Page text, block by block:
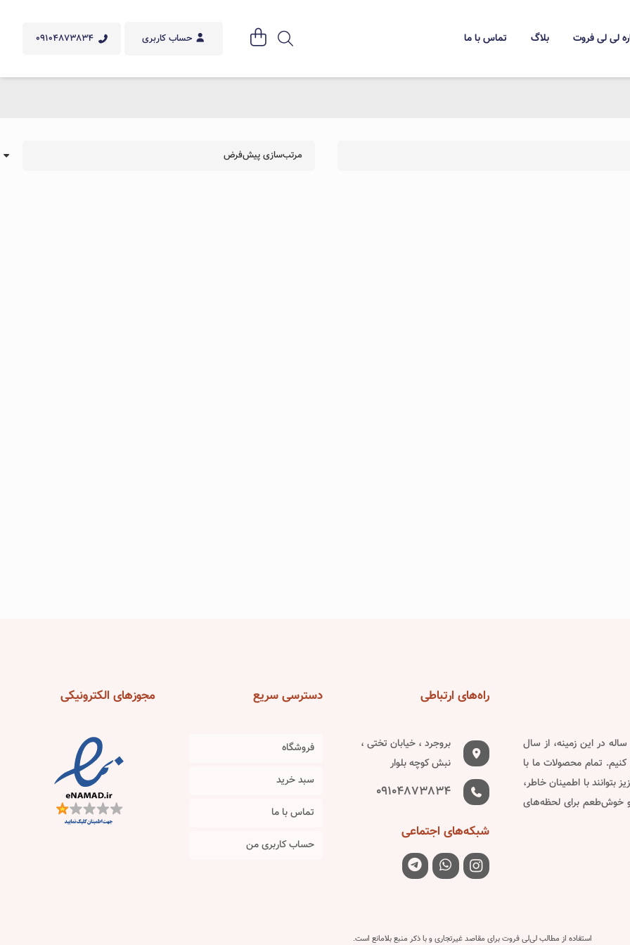
لی لی فروت بلاگ تماس با ما حساب کاربری 09104873834
ساله در این زمینه، از سال
تمام محصولات ما با
با اطمینان خاطر،
و خوش‌طعم برای لحظه‌های
راه‌های ارتباطی
بروجرد ، خیابان تختی ،
نبش کوچه بلوار
09104873834
شبکه‌های اجتماعی
دسترسیسریع
فروشگاه
سبد خرید
تماس با ما
حساب کاربری من
مجوزهای الکترونیکی
استفاده از مطالب لی‌لی فروت برای مقاصد غیرتجاری و با ذکر منبع بلامانع است.